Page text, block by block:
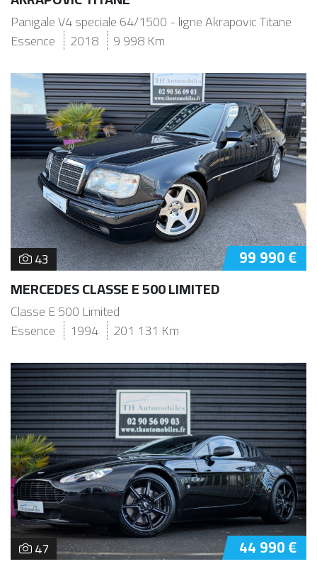
Panigale V4 speciale 64/1500 - ligne Akrapovic Titane
Essence
2018 9 998 Km
43 99 990 €
MERCEDES CLASSE E 500 LIMITED
Classe E 500 Limited
Essence
1994 201 131 Km
47 44 990 €